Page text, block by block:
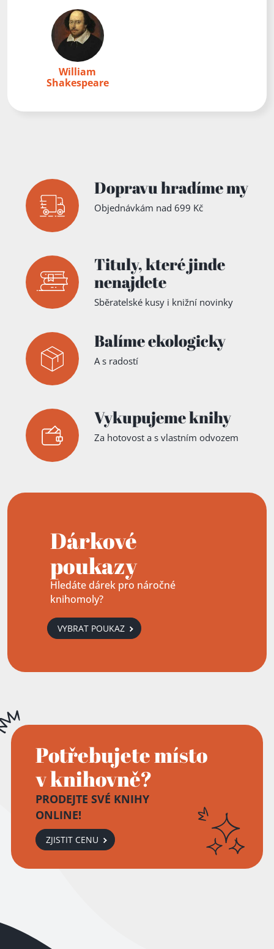
William
Shakespeare
Dopravu hradíme my
Objednávkám nad 699 Kč
Tituly,které jinde
nenajdete
Sběratelské kusy i knižní novinky
Balíme ekologicky
A s radostí
Vykupujeme knihy
Za hotovost a s vlastním odvozem
Dárkové
poukazy
Hledáte dárek pro náročné
knihomoly?
VYBRAT POUKAZ
Potřebujete místo
v knihovně?
PRODEJTE SVÉ KNIHY
ONLINE!
ZJISTIT CENU